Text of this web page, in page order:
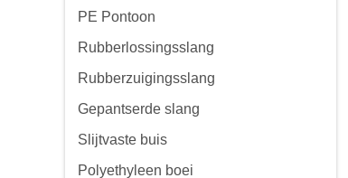
PE Pontoon
Rubberlossingsslang
Rubberzuigingsslang
Gepantserde slang
Slijtvaste buis
Polyethyleen boei